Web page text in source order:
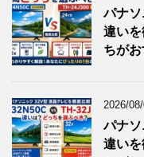
パナ
違い
ちがお
2026/
パナ
違い